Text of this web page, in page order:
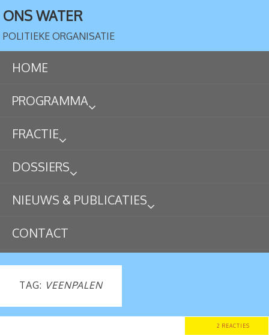
ONS WATER
POLITIEKE ORGANISATIE
HOME
PROGRAMMA
FRACTIE
DOSSIERS
NIEUWS & PUBLICATIES
CONTACT
TAG: VEENPALEN
2 REACTIES